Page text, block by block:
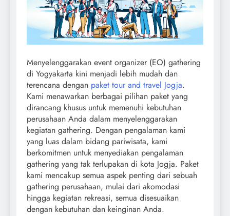
Menyelenggarakan event organizer (EO) gathering
di Yogyakarta kini menjadi lebih mudah dan
terencana dengan paket tour and travel Jogja.
Kami menawarkan berbagai pilihan paket yang
dirancang khusus untuk memenuhi kebutuhan
perusahaan Anda dalam menyelenggarakan
kegiatan gathering. Dengan pengalaman kami
yang luas dalam bidang pariwisata, kami
berkomitmen untuk menyediakan pengalaman
gathering yang tak terlupakan di kota Jogja. Paket
kami mencakup semua aspek penting dari sebuah
gathering perusahaan, mulai dari akomodasi
hingga kegiatan rekreasi, semua disesuaikan
dengan kebutuhan dan keinginan Anda.